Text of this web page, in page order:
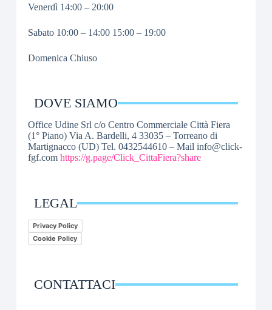
Venerdì 14:00 – 20:00
Sabato 10:00 – 14:00 15:00 – 19:00
Domenica Chiuso
DOVE SIAMO
Office Udine Srl c/o Centro Commerciale Città Fiera
(1° Piano) Via A. Bardelli, 4 33035 – Torreano di
Martignacco (UD) Tel. 0432544610 – Mail info@click-
fgf.comhttps://g.page/Click_CittaFiera?share
LEGAL
Privacy Policy
Cookie Policy
CONTATTACI